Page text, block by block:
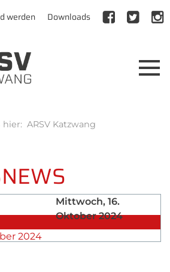
werden Downloads
hier: ARSV Katzwang
Mittwoch, 16.
Oktober 2024
2024